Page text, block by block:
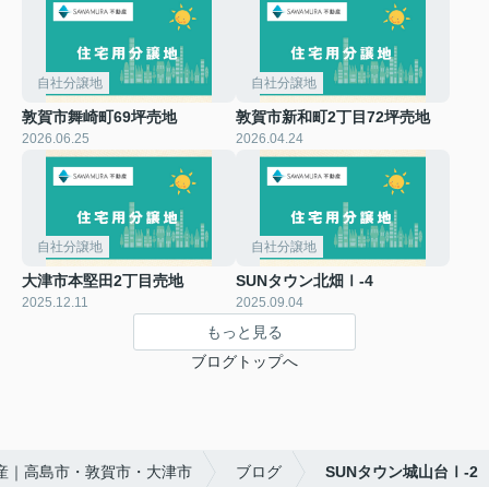
自社分譲地
敦賀市舞崎町69坪売地
2026.06.25
自社分譲地
敦賀市新和町2丁目72坪売地
2026.04.24
自社分譲地
大津市本堅田2丁目売地
2025.12.11
自社分譲地
SUNタウン北畑Ⅰ-4
2025.09.04
もっと見る
ブログトップへ
｜高島市・敦賀市・大津市 ブログ SUNタウン城山台Ⅰ-2